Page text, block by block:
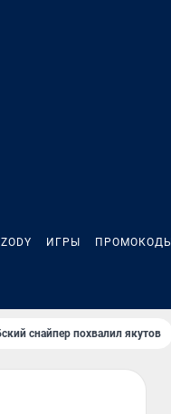
ZODY ИГРЫ ПРОМОКОДЫ
снайпер похвалил якутов